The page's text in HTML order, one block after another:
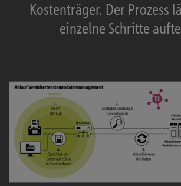
Kostenträger. Der Prozess
einzelne Schritte